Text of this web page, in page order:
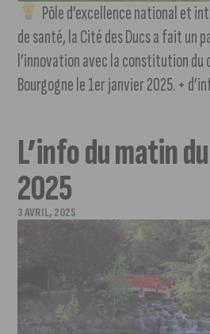
Pôle d’excellence national et
de santé, la Cité des Ducs a fait un
l’innovation avec la constitution du
Bourgogne le 1er janvier 2025. +
L’info du matin
2025
3 AVRIL, 2025